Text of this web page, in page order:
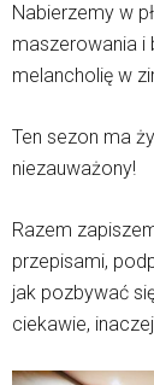
Nabierzemy w
maszerowania i
melancholię w
Ten sezon ma
niezauważony!
Razem
przepisami,
jak pozbywać
ciekawie,